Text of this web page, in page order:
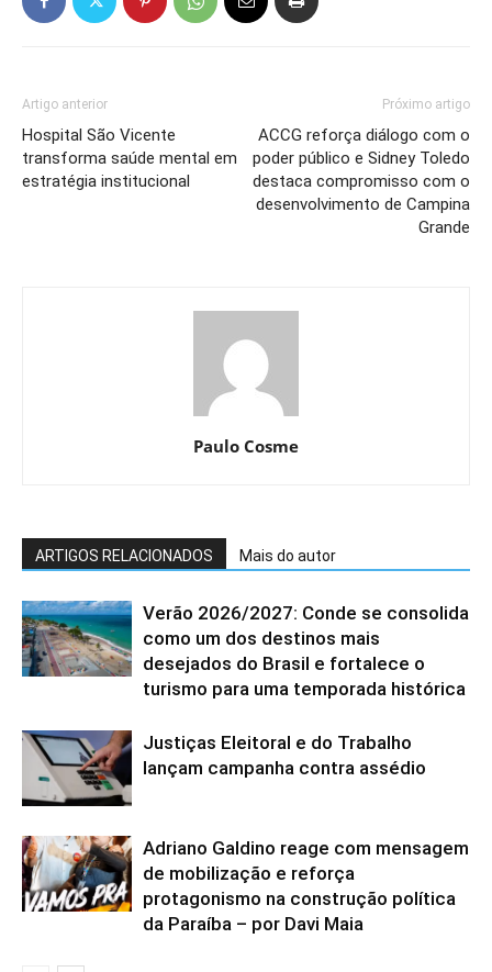
Artigo anterior
Hospital São Vicente
transforma saúde mental em
estratégia institucional
Próximo artigo
ACCG reforça diálogo com o
poder público e Sidney Toledo
destaca compromisso com o
desenvolvimento de Campina
Grande
Paulo Cosme
ARTIGOS RELACIONADOS Mais do autor
Verão 2026/2027: Conde se consolida
como um dos destinos mais
desejados do Brasil e fortalece o
turismo para uma temporada histórica
Justiças Eleitoral e do Trabalho
lançam campanha contra assédio
Adriano Galdino reage com mensagem
de mobilização e reforça
protagonismo na construção política
da Paraíba – por Davi Maia